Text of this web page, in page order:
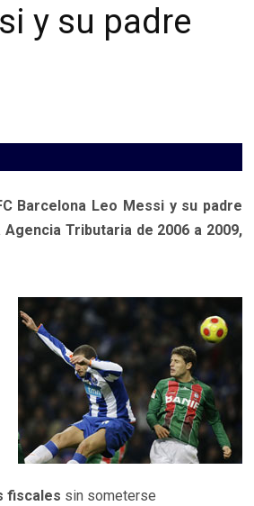
y su padre
Barcelona Leo Messi y su padre
Tributaria de 2006 a 2009,
fiscales sin someterse